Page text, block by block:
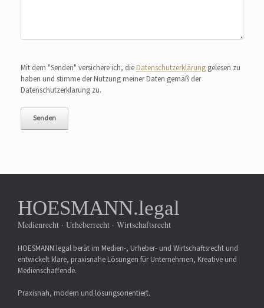
Mit dem "Senden" versichere ich, die Datenschutzerklärung gelesen zu
haben und stimme der Nutzung meiner Daten gemäß der
Datenschutzerklärung zu.
HOESMANN.legal
Medienrecht · Urheberrecht · Wirtschaftsrecht
HOESMANN.legal berät im Medien-, Urheber- und Wirtschaftsrecht und
entwickelt klare, praxisnahe Lösungen für Unternehmen, Kreative und
Medienschaffende.
Praxisnah, modern und lösungsorientiert.